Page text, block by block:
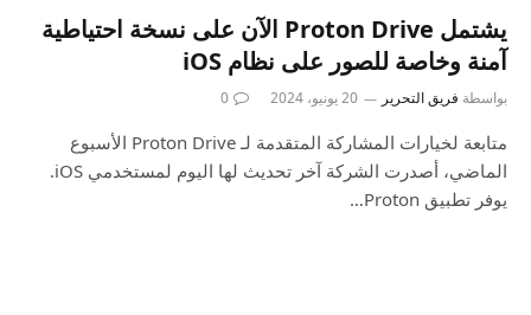
يشتمل Proton Drive الآن على نسخة احتياطية
آمنة وخاصة للصور على نظام iOS
بواسطة فريق التحرير 20 يونيو، 2024 0
متابعة لخيارات المشاركة المتقدمة لـ Proton Drive الأسبوع
الماضي، أصدرت الشركة آخر تحديث لها اليوم لمستخدمي iOS.
يوفر تطبيق Proton…